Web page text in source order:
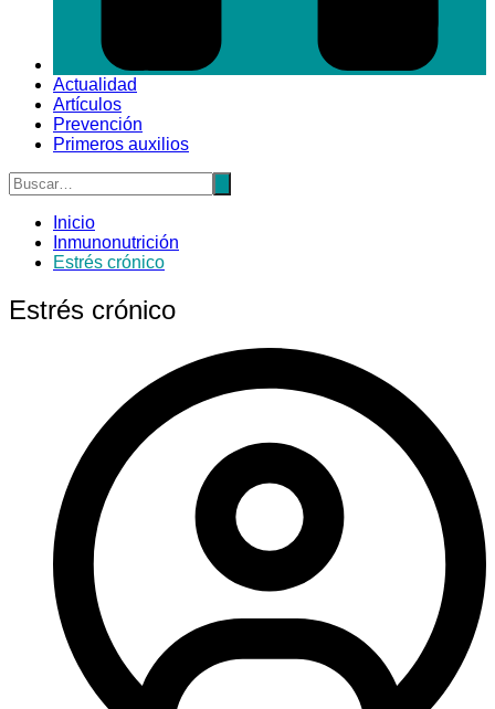
Actualidad
Artículos
Prevención
Primeros auxilios
Inicio
Inmunonutrición
Estrés crónico
Estrés crónico